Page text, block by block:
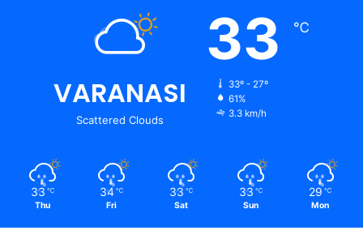
VARANASI
Scattered Clouds
33 ℃
33º - 27º
61%
3.3 km/h
33 ℃
Thu
34 ℃
Fri
33 ℃
Sat
33 ℃
Sun
29 ℃
Mon